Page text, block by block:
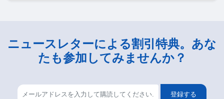
ニュースレターによる割引特典。あな
たも参加してみませんか？
登録する